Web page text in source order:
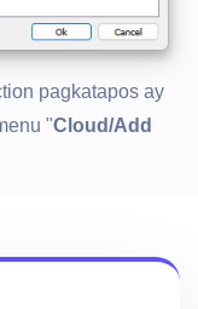
pagkatapos ay
"Cloud/Add